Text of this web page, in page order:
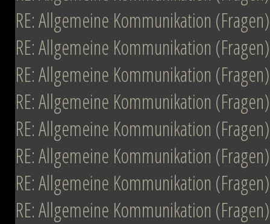
RE: Allgemeine Kommunikation (Fragen)
RE: Allgemeine Kommunikation (Fragen)
RE: Allgemeine Kommunikation (Fragen)
RE: Allgemeine Kommunikation (Fragen)
RE: Allgemeine Kommunikation (Fragen)
RE: Allgemeine Kommunikation (Fragen)
RE: Allgemeine Kommunikation (Fragen)
RE: Allgemeine Kommunikation (Fragen)